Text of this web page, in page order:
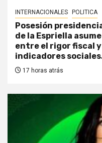
INTERNACIONALES POLITICA
Posesión
de la Espriella
entre el rigor fiscal y
indicadores
17 horas atrás